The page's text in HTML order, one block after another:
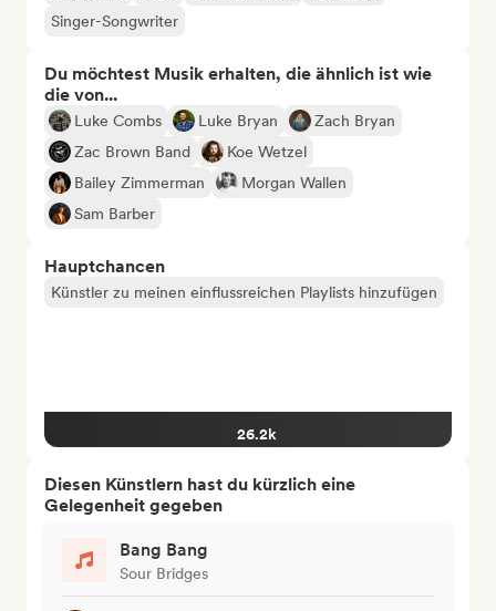
Singer-Songwriter
Du möchtest Musik erhalten, die ähnlich ist wie
die von...
Luke Combs Luke Bryan
Zach Bryan
Zac Brown Band
Koe Wetzel
Bailey Zimmerman
Morgan Wallen
Sam Barber
Hauptchancen
Künstler zu meinen einflussreichen Playlists hinzufügen
26.2k
Diesen Künstlern hast du kürzlich eine
Gelegenheit gegeben
Bang Bang
Sour Bridges